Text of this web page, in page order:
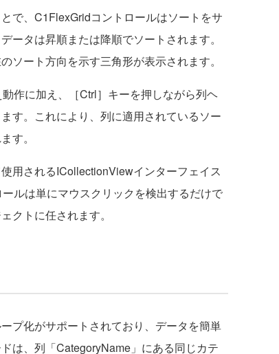
で、C1FlexGridコントロールはソートをサ
ータは昇順または降順でソートされます。
ソート方向を示す三角形が表示されます。
作に加え、［Ctrl］キーを押しながら列ヘ
す。これにより、列に適用されているソー
す。
用されるICollectionViewインターフェイス
ルは単にマウスクリックを検出するだけで
クトに任されます。
プ化がサポートされており、データを簡単
は、列「CategoryName」にある同じカテ